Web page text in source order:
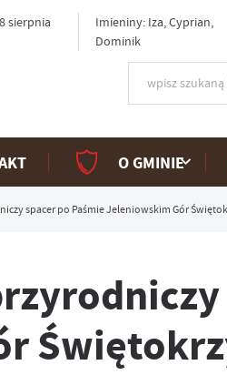
sierpnia
Imieniny: Iza, Cyprian,
Dominik
O GMINIE
spacer po Paśmie Jeleniowskim Gór